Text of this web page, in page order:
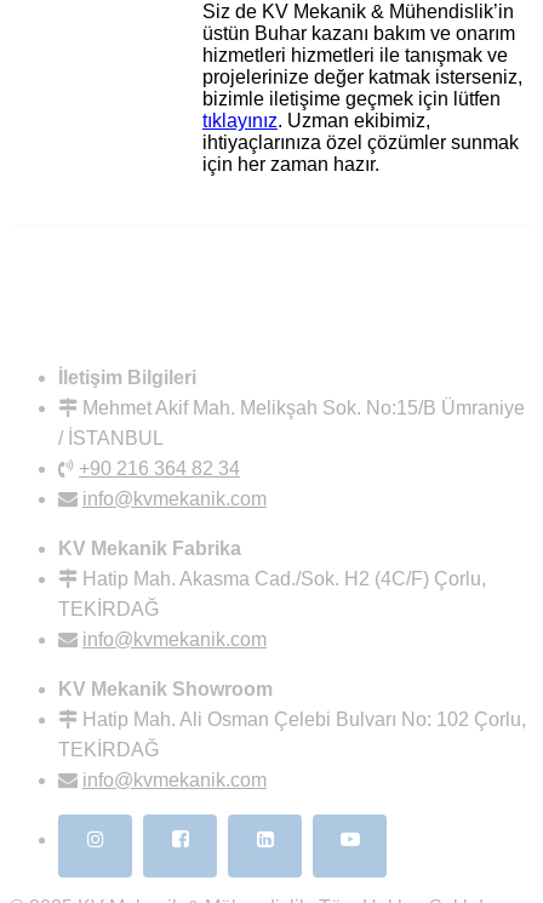
Siz de KV Mekanik & Mühendislik’in
üstün Buhar kazanı bakım ve onarım
hizmetleri hizmetleri ile tanışmak ve
projelerinize değer katmak isterseniz,
bizimle iletişime geçmek için lütfen
tıklayınız. Uzman ekibimiz,
ihtiyaçlarınıza özel çözümler sunmak
için her zaman hazır.
İletişim Bilgileri
Mehmet Akif Mah. Melikşah Sok. No:15/B Ümraniye
/ İSTANBUL
+90 216 364 82 34
info@kvmekanik.com
KV Mekanik Fabrika
Hatip Mah. Akasma Cad./Sok. H2 (4C/F) Çorlu,
TEKİRDAĞ
info@kvmekanik.com
KV Mekanik Showroom
Hatip Mah. Ali Osman Çelebi Bulvarı No: 102 Çorlu,
TEKİRDAĞ
info@kvmekanik.com